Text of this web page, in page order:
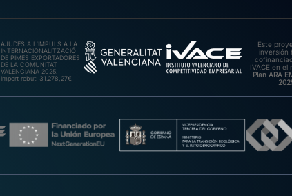
AJUDES A L’IMPULS A LA
INTERNACIONALITZACIÓ
DE PIMES EXPORTADORES
DE LA COMUNITAT
VALENCIANA 2025.
Import rebut: 31.278,27€
Este
inversión
IVACE en el
Plan ARA